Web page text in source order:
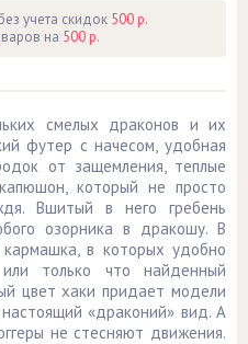
учета скидок 500 р.
на 500 р.
смелых драконов и их
футер с начесом, удобная
от защемления, теплые
который не просто
Вшитый в него гребень
озорника в дракошу. В
в которых удобно
только что найденный
цвет хаки придает модели
«драконий» вид. А
не стесняют движения.